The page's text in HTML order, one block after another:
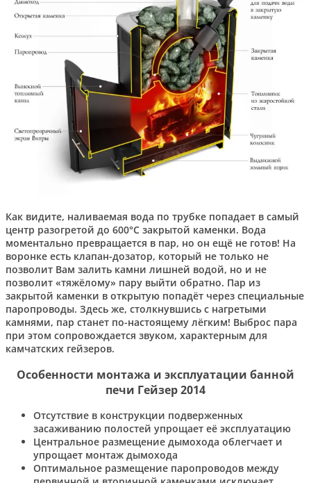
Как видите, наливаемая вода по трубке попадает в самый
центр разогретой до 600°С закрытой каменки. Вода
моментально превращается в пар, но он ещё не готов! На
воронке есть клапан-дозатор, который не только не
позволит Вам залить камни лишней водой, но и не
позволит «тяжёлому» пару выйти обратно. Пар из
закрытой каменки в открытую попадёт через специальные
паропроводы. Здесь же, столкнувшись с нагретыми
камнями, пар станет по-настоящему лёгким! Выброс пара
при этом сопровождается звуком, характерным для
камчатских гейзеров.
Особенности монтажа и эксплуатации банной
печи Гейзер 2014
Отсутствие в конструкции подверженных
засаживанию полостей упрощает её эксплуатацию
Центральное размещение дымохода облегчает и
упрощает монтаж дымохода
Оптимальное размещение паропроводов между